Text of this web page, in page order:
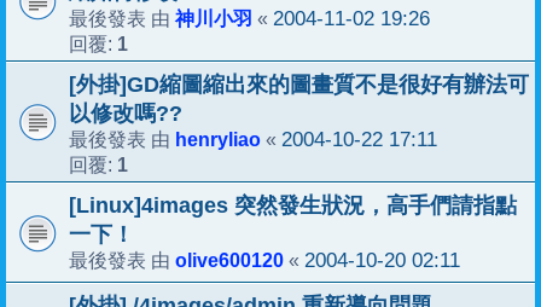
最後發表 由 神川小羽 « 2004-11-02 19:26
回覆: 1
[外掛]GD縮圖縮出來的圖畫質不是很好有辦法可
以修改嗎??
最後發表 由 henryliao « 2004-10-22 17:11
回覆: 1
[Linux]4images 突然發生狀況，高手們請指點
一下！
最後發表 由 olive600120 « 2004-10-20 02:11